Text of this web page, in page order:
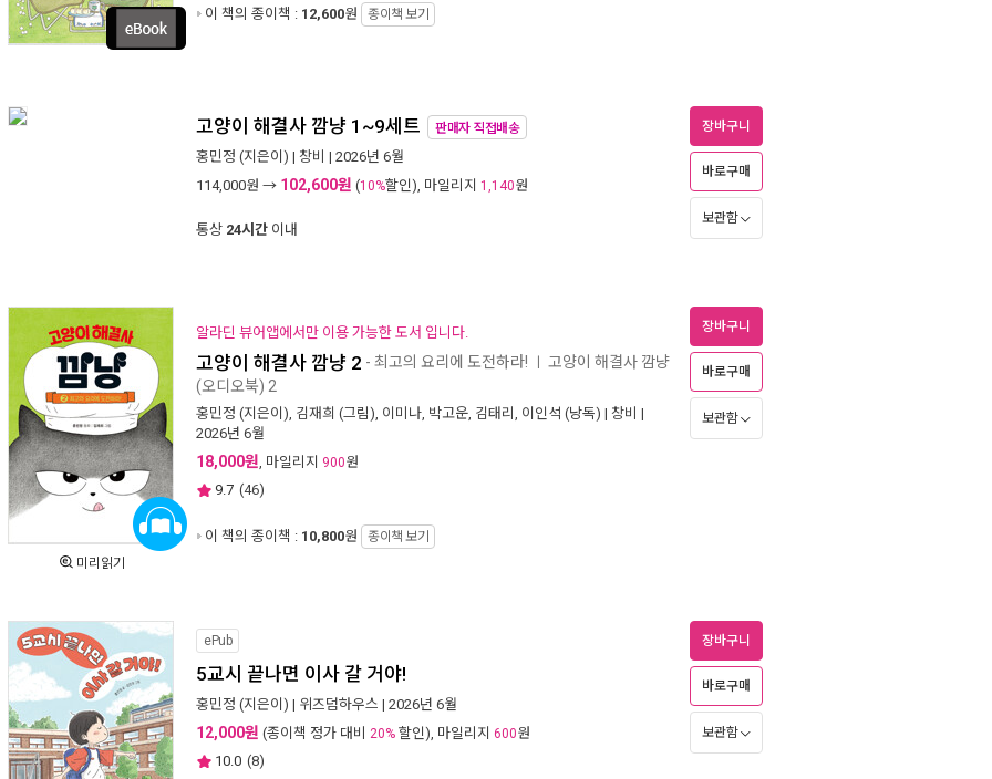
이 책의 종이책 : 12,600원 종이책 보기
고양이 해결사 깜냥 1~9세트 판매자 직접배송
홍민정 (지은이) | 창비 | 2026년 6월
114,000원 → 102,600원 (10%할인), 마일리지 1,140원
통상 24시간 이내
장바구니
바로구매
보관함
미리읽기
알라딘 뷰어앱에서만 이용 가능한 도서 입니다.
고양이 해결사 깜냥 2 - 최고의 요리에 도전하라! 고양이 해결사 깜냥
(오디오북) 2
홍민정 (지은이), 김재희 (그림), 이미나, 박고운, 김태리 , 이인석 (낭독) | 창비 |
2026년 6월
18,000원, 마일리지 900원
9.7 (46)
이 책의 종이책 : 10,800원 종이책 보기
장바구니
바로구매
보관함
ePub
5교시 끝나면 이사 갈 거야!
홍민정 (지은이) | 위즈덤하우스 | 2026년 6월
12,000원 (종이책 정가 대비 20% 할인), 마일리지 600원
10.0 (8)
장바구니
바로구매
보관함